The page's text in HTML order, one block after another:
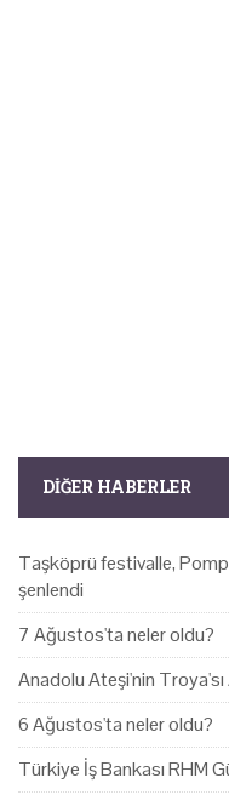
DIĞER HABERLER
Taşköprü festivalle,
şenlendi
7 Ağustos'ta neler oldu?
Anadolu Ateşi'nin
6 Ağustos'ta neler oldu?
Türkiye İş Bankası RHM